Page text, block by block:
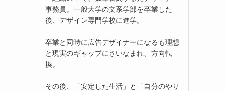
事務員。一般大学の文系学部を卒業した
後、デザイン専門学校に進学。
卒業と同時に広告デザイナーになるも理想
と現実のギャップにさいなまれ、方向転
換。
その後、「安定した生活」と「自分のやり